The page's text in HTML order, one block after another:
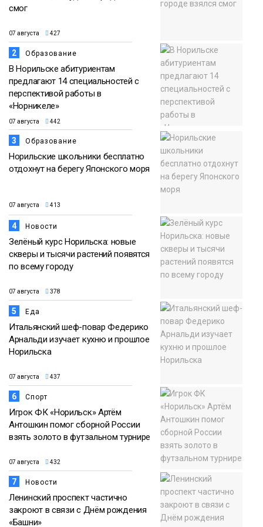
смог
07 августа 427
2 Образование
В Норильске абитуриентам
предлагают 14 специальностей с
перспективой работы в
«Норникеле»
07 августа 442
3 Образование
Норильские школьники бесплатно
отдохнут на берегу Японского моря
07 августа 413
4 Новости
Зелёный курс Норильска: новые
скверы и тысячи растений появятся
по всему городу
07 августа 378
5 Еда
Итальянский шеф-повар Федерико
Арнальди изучает кухню и прошлое
Норильска
07 августа 437
6 Спорт
Игрок ФК «Норильск» Артём
Антошкин помог сборной России
взять золото в футзальном турнире
07 августа 432
7 Новости
Ленинский проспект частично
закроют в связи с Днём рождения
«Башни»